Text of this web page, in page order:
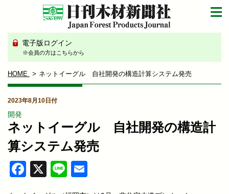
電子版ログイン
※会員の方はこちらから
HOME ネットイーグル 自社開発の構造計算システム発売
2023年8月10日付
開発
ネットイーグル 自社開発の構造計
算システム発売
Facebook
X Line